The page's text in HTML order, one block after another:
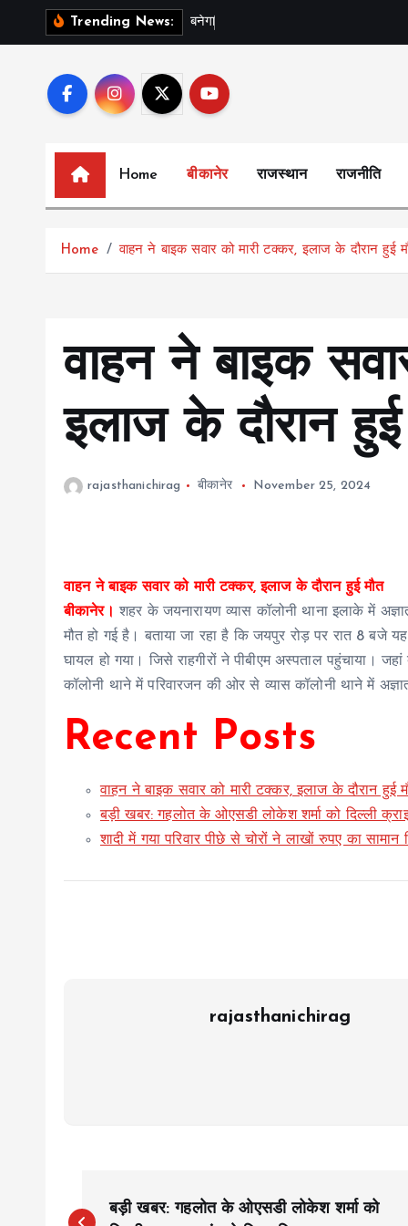
Trending News: बनग
Home बीकानेर राजस्थान राजनीति
Home वाहन ने बाइक सवार को मारी टक्कर, इलाज के दौरान हुई
वाहन ने बाइक
इलाज के दौरान हुई
rajasthanichirag बीकानेर November 25, 2024
वाहन ने बाइक सवार को मारी टक्कर, इलाज के दौरान हुई मौत
बीकानेर।
शहर के जयनारायण व्यास कॉलोनी थाना इलाके में
मौत हो गई है। बताया जा रहा है कि जयपुर रोड़ पर रात 8 बजे
घायल हो गया। जिसे राहगीरों ने पीबीएम अस्पताल पहुंचाया।
कॉलोनी थाने में परिवारजन की ओर से व्यास कॉलोनी थाने में
Recent Posts
वाहन ने बाइक सवार को मारी टक्कर, इलाज के दौरान हुई
बड़ी खबर: गहलोत के ओएसडी लोकेश शर्मा को दिल्ली
शादी में गया परिवार पीछे से चोरों ने लाखों रुपए का सामान
rajasthanichirag
बड़ी खबर: गहलोत के ओएसडी लोकेश शर्मा को